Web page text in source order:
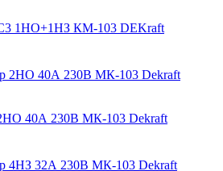
1НО+1НЗ КМ-103 DEKraft
40А 230В МК-103 Dekraft